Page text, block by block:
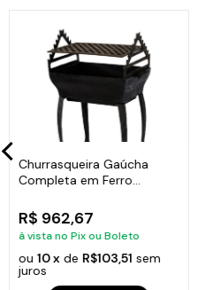
Churrasqueira Gaúcha
Completa em Ferro
R$ 962,67
à vista no Pix ou Boleto
ou 10 xde R$103,51 sem
juros